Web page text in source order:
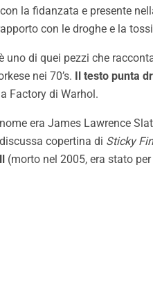
la fidanzata e presente
con le droghe e la
uno di quei pezzi che
nei 70’s. Il testo punta
Factory di Warhol.
era James Lawrence
copertina di Sticky
(morto nel 2005, era stato